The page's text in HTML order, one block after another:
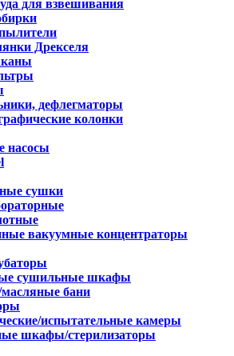
для взвешивания
Дрекселя
дефлегматоры
колонки
насосы
сушки
вакуумные концентраторы
сушильные шкафы
бани
испытательные камеры
шкафы/стерилизаторы